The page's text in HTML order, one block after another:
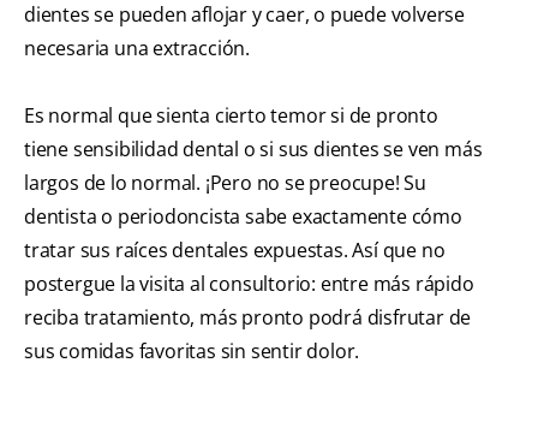
dientes se pueden aflojar y caer, o puede volverse
necesaria una extracción.
Es normal que sienta cierto temor si de pronto
tiene sensibilidad dental o si sus dientes se ven más
largos de lo normal. ¡Pero no se preocupe! Su
dentista o periodoncista sabe exactamente cómo
tratar sus raíces dentales expuestas. Así que no
postergue la visita al consultorio: entre más rápido
reciba tratamiento, más pronto podrá disfrutar de
sus comidas favoritas sin sentir dolor.